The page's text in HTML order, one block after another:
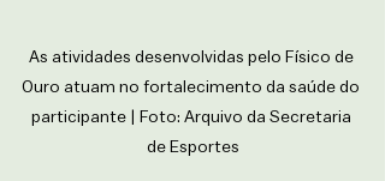
As atividades desenvolvidas pelo Físico de
Ouro atuam no fortalecimento da saúde do
participante | Foto: Arquivo da Secretaria
de Esportes